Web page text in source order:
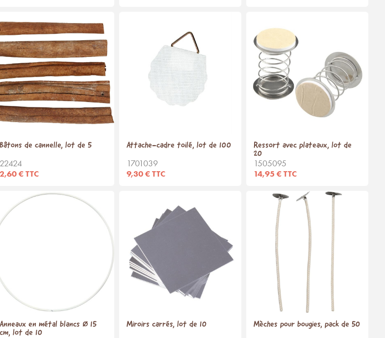
Bâtons de cannelle, lot de 5
22424
2,60 € TTC
Attache-cadre toilé, lot de 100
1701039
9,30 € TTC
Ressort avec plateaux, lot de
20
1505095
14,95 € TTC
Anneaux en métal blancs Ø 15
cm, lot de 10
Miroirs carrés, lot de 10 Mèches pour bougies, pack de 50